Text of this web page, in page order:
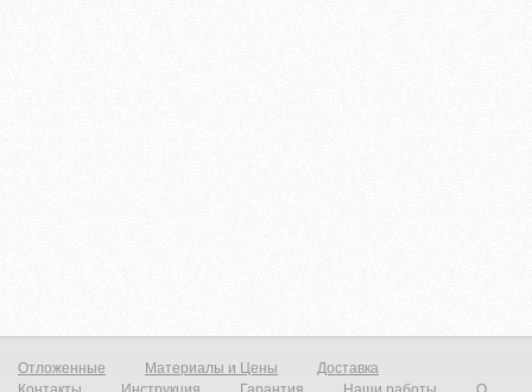
Отложенные Материалы и Цены
Доставка